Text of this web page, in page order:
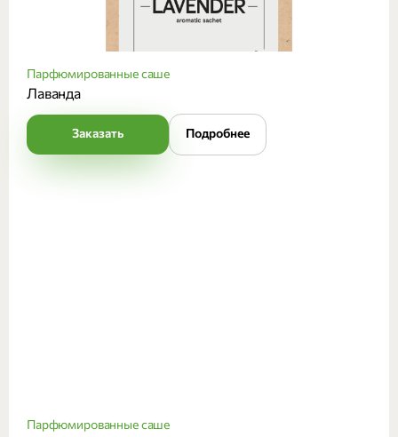
Парфюмированные саше
Лаванда
Заказать Подробнее
Парфюмированные саше